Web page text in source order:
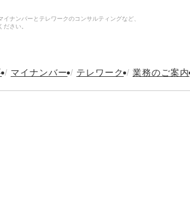
ナンバーとテレワークのコンサルティングなど、
さい。
/ マイナンバー / テレワーク / 業務のご案内